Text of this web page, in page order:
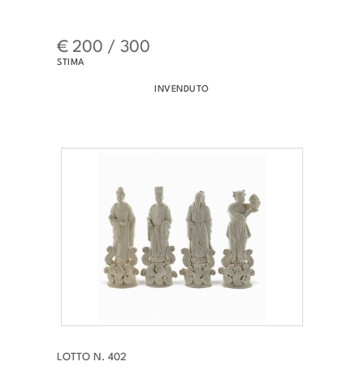
€ 200 / 300
STIMA
INVENDUTO
LOTTO N. 402